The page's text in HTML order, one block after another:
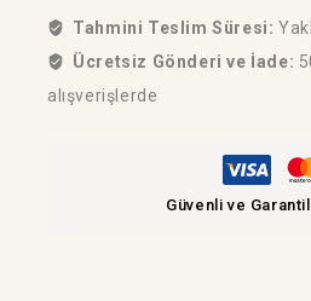
Tahmini Teslim Süresi:
Ücretsiz Gönderi ve İade:
alışverişlerde
Güvenli ve